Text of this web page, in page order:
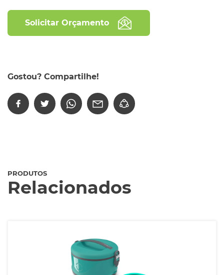
Solicitar Orçamento
Gostou? Compartilhe!
PRODUTOS
Relacionados